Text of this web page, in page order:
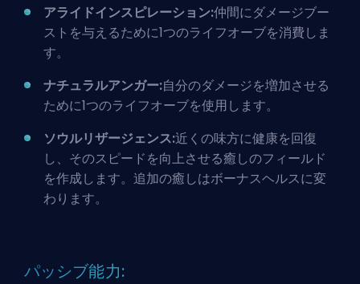
アライドインスピレーション:仲間にダメージブー
ストを与えるために1つのライフオーブを消費しま
す。
ナチュラルアンガー:自分のダメージを増加させる
ために1つのライフオーブを使用します。
ソウルリザージェンス:近くの味方に健康を回復
し、そのスピードを向上させる癒しのフィールド
を作成します。追加の癒しはボーナスヘルスに変
わります。
パッシブ能力: